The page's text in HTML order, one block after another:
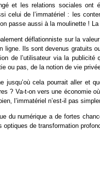
et les relations sociales ont
celui de l’immatériel : les
passe aussi à la moulinette !
déflationniste sur la
ligne. Ils sont devenus gratuits
de l’utilisateur via la
ou pas, de la notion de vie
jusqu’où cela pourrait aller
? Va-t-on vers une économie
l’immatériel n’est-il pas
du numérique a de fortes
optiques de transformation